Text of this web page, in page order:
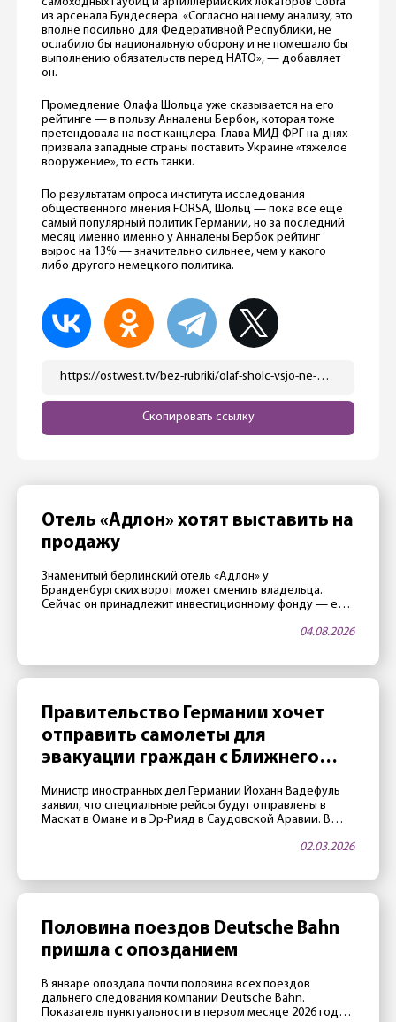
из арсенала Бундесвера. «Согласно нашему анализу, это
вполне посильно для Федеративной Республики, не
ослабило бы национальную оборону и не помешало бы
выполнению обязательств перед НАТО», — добавляет
он.
Промедление Олафа Шольца уже сказывается на его
рейтинге — в пользу Анналены Бербок, которая тоже
претендовала на пост канцлера. Глава МИД ФРГ на днях
призвала западные страны поставить Украине «тяжелое
вооружение», то есть танки.
По результатам опроса института исследования
общественного мнения FORSA, Шольц — пока всё ещё
самый популярный политик Германии, но за последний
месяц именно именно у Анналены Бербок рейтинг
вырос на 13% — значительно сильнее, чем у какого
либо другого немецкого политика.
https://ostwest.tv/bez-rubriki/olaf-sholc-vsjo-ne-edet-v-ukrainu-i-nachinaet-teryat-populyarnost-v-germanii/
Скопировать ссылку
Отель «Адлон» хотят выставить на
продажу
Знаменитый берлинский отель «Адлон» у
Бранденбургских ворот может сменить владельца.
Сейчас он принадлежит инвестиционному фонду — его
хотят продать отель. Не последнюю роль играет и
закрытый фонд Fundus-Fund 31. По данным издания
04.08.2026
Правительство Германии хочет
отправить самолеты для
эвакуации граждан с Ближнего
Министр иностранных дел Германии Йоханн Вадефуль
заявил, что специальные рейсы будут отправлены в
Маскат в Омане и в Эр-Рияд в Саудовской Аравии. В
авиакомпания Lufthansa в переговорах с МИД Германии
зарегистрироваться на антикризисном портале ELEFAND
02.03.2026
Половина поездов Deutsche Bahn
пришла с опозданием
В январе опоздала почти половина всех поездов
дальнего следования компании Deutsche Bahn.
Показатель пунктуальности в первом месяце 2026 года